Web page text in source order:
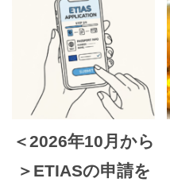
＜2026年10月から
＞ETIASの申請を